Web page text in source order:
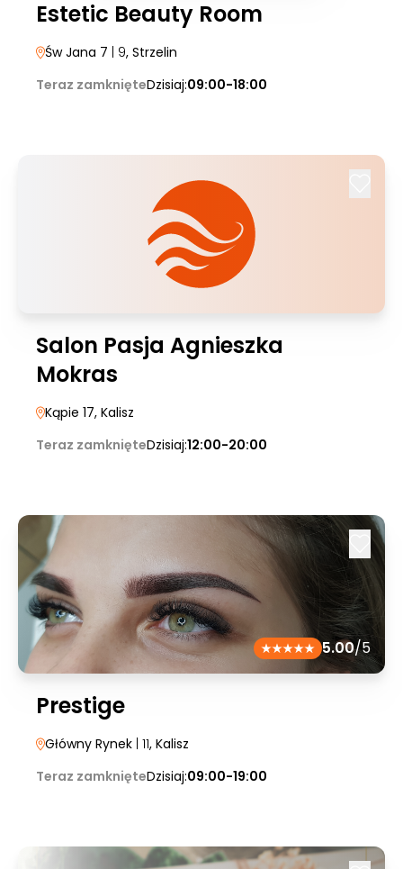
Estetic Beauty Room
Św Jana 7 | 9, Strzelin
Teraz zamknięteDzisiaj:09:00-18:00
Salon Pasja Agnieszka
Mokras
Kąpie 17, Kalisz
Teraz zamknięteDzisiaj:12:00-20:00
5.00/5
Prestige
Główny Rynek | 11, Kalisz
Teraz zamknięteDzisiaj:09:00-19:00